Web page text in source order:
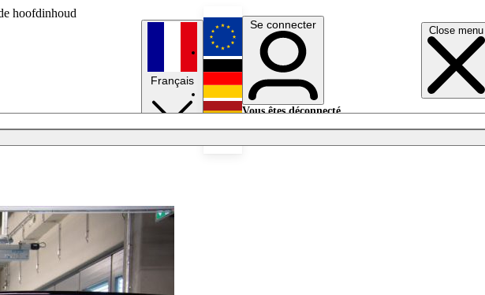
hoofdinhoud
Close menu
Français
English
Deutsch
Se connecter
Vous êtes déconnecté.